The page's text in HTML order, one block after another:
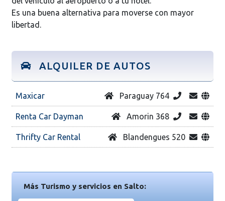
Es una buena alternativa para moverse con mayor
libertad.
ALQUILER DE AUTOS
Maxicar Paraguay 764
Renta Car Dayman Amorin 368
Thrifty Car Rental Blandengues 520
Más Turismo y servicios en Salto: